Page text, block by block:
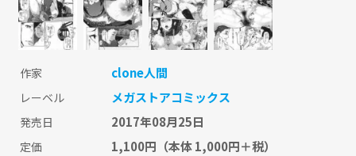
作家 clone人間
レーベル メガストアコミックス
発売日 2017年08月25日
定価 1,100円 （本体 1,000円＋税）